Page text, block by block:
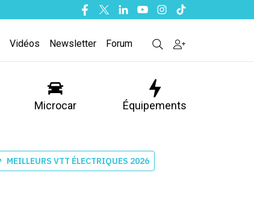
Facebook
TwitterLinkedinYoutubeInstagram
Tiktok
Vidéos Newsletter Forum
Microcar Équipements
MEILLEURS VTT ÉLECTRIQUES 2026